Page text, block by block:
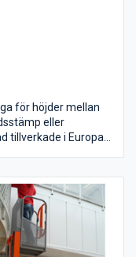
för höjder mellan
eller
tillverkade i Europa